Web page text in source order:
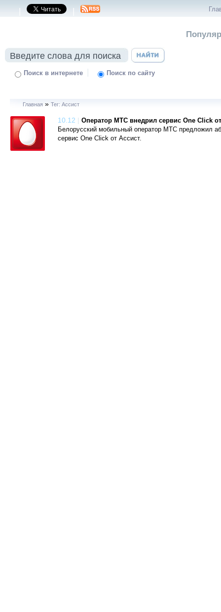
| |
Поиск в интернете | Поиск по сайту
Главная » Тег: Ассист
10.12 | Оператор МТС внедрил сервис One Click
Белорусский мобильный оператор МТС предложил
сервис One Click от Ассист.